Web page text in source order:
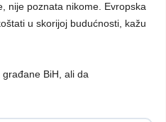
nije poznata nikome. Evropska
u skorijoj budućnosti, kažu
BiH, ali da